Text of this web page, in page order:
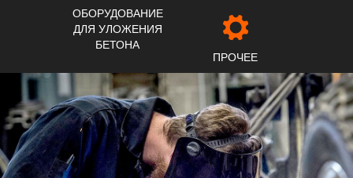
ОБОРУДОВАНИЕ
ДЛЯ УЛОЖЕНИЯ
БЕТОНА
ПРОЧЕЕ